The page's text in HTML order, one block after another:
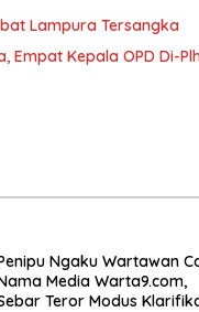
Lampura Tersangka
Empat Kepala OPD Di-
Ngaku Wartawan
Media Warta9.com,
Teror Modus